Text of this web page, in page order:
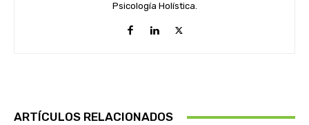
Psicología Holística.
ARTÍCULOS RELACIONADOS